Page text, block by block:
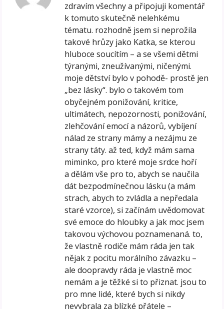
zdravím všechny a připojuji komentář
k tomuto skutečně nelehkému
tématu. rozhodně jsem si neprožila
takové hrůzy jako Katka, se kterou
hluboce soucítím – a se všemi dětmi
týranými, zneužívanými, ničenými.
moje dětství bylo v pohodě- prostě jen
„bez lásky“. bylo o takovém tom
obyčejném ponižování, kritice,
ultimátech, nepozornosti, ponižování,
zlehčování emocí a názorů, vybíjení
nálad ze strany mámy a nezájmu ze
strany táty. až ted, když mám sama
miminko, pro které moje srdce hoří
a dělám vše pro to, abych se naučila
dát bezpodmínečnou lásku (a mám
strach, abych to zvládla a nepředala
staré vzorce), si začínám uvědomovat
své emoce do hloubky a jak moc jsem
takovou výchovou poznamenaná. to,
že vlastně rodiče mám ráda jen tak
nějak z pocitu morálního závazku –
ale doopravdy ráda je vlastně moc
nemám a je těžké si to přiznat. jsou to
pro mne lidé, které bych si nikdy
nevybrala za blízké přátele –